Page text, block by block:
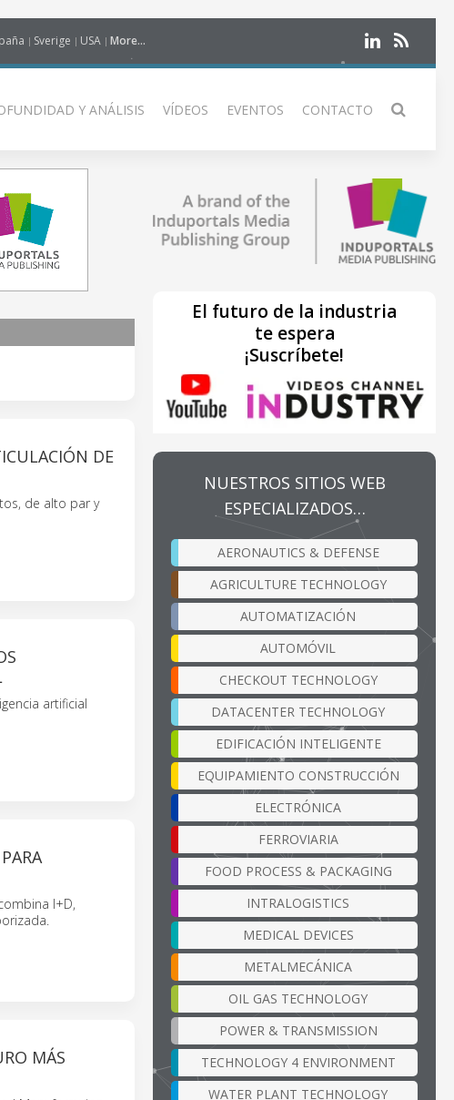
Sverige USA More...
Y ANÁLISIS VÍDEOS EVENTOS CONTACTO
DE
de alto par y
artificial
I+D,
MÁS
El futuro de la industria
te espera
¡Suscríbete!
NUESTROS SITIOS WEB
ESPECIALIZADOS…
AERONAUTICS & DEFENSE
AGRICULTURE TECHNOLOGY
AUTOMATIZACIÓN
AUTOMÓVIL
CHECKOUT TECHNOLOGY
DATACENTER TECHNOLOGY
EDIFICACIÓN INTELIGENTE
EQUIPAMIENTO CONSTRUCCIÓN
ELECTRÓNICA
FERROVIARIA
FOOD PROCESS & PACKAGING
INTRALOGISTICS
MEDICAL DEVICES
METALMECÁNICA
OIL GAS TECHNOLOGY
POWER & TRANSMISSION
TECHNOLOGY 4 ENVIRONMENT
WATER PLANT TECHNOLOGY